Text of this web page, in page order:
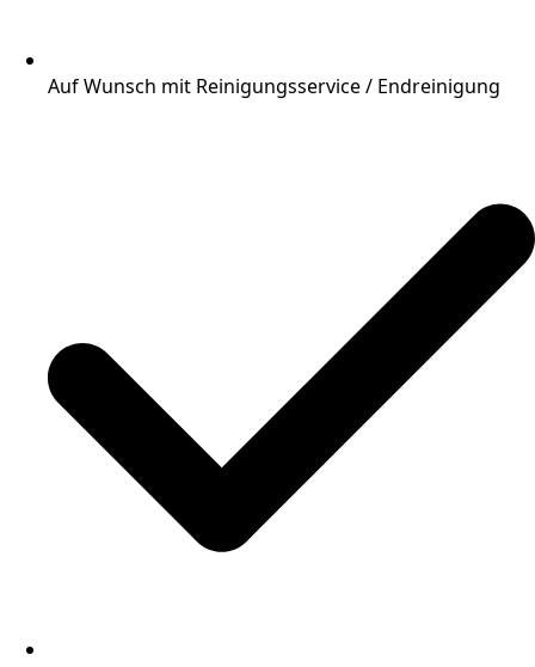
Auf Wunsch mit Reinigungsservice / Endreinigung